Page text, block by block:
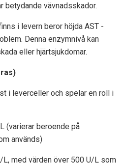
betydande vävnadsskador.
i levern beror höjda AST -
Denna enzymnivå kan
eller hjärtsjukdomar.
i leverceller och spelar en roll i
(varierar beroende på
används)
L, med värden över 500 U/L som